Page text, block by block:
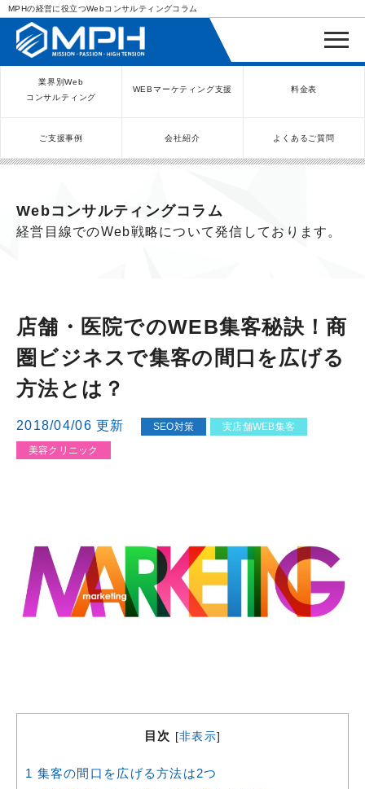
MPHの経営に役立つWebコンサルティングコラム
業界別Web
コンサルティング
WEBマーケティング支援 料金表
ご支援事例 会社紹介 よくあるご質問
Webコンサルティングコラム
経営目線でのWeb戦略について発信しております。
店舗・医院でのWEB集客秘訣！商
圏ビジネスで集客の間口を広げる
方法とは？
2018/04/06 更新 SEO対策 実店舗WEB集客
美容クリニック
目次 [非表示]
1 集客の間口を広げる方法は2つ